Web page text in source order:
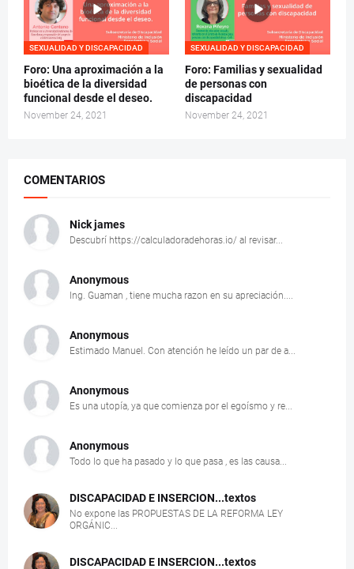
SEXUALIDAD Y DISCAPACIDAD
Foro: Una aproximación a la
bioética de la diversidad
funcional desde el deseo.
November 24, 2021
SEXUALIDAD Y DISCAPACIDAD
Foro: Familias y sexualidad
de personas con
discapacidad
November 24, 2021
COMENTARIOS
Nick james
Descubrí https://calculadoradehoras.io/ al revisar...
Anonymous
Ing. Guaman , tiene mucha razon en su apreciación....
Anonymous
Estimado Manuel. Con atención he leído un par de a...
Anonymous
Es una utopía, ya que comienza por el egoísmo y re...
Anonymous
Todo lo que ha pasado y lo que pasa , es las causa...
DISCAPACIDAD E INSERCION...textos
No expone las PROPUESTAS DE LA REFORMA LEY
ORGÁNIC...
DISCAPACIDAD E INSERCION...textos